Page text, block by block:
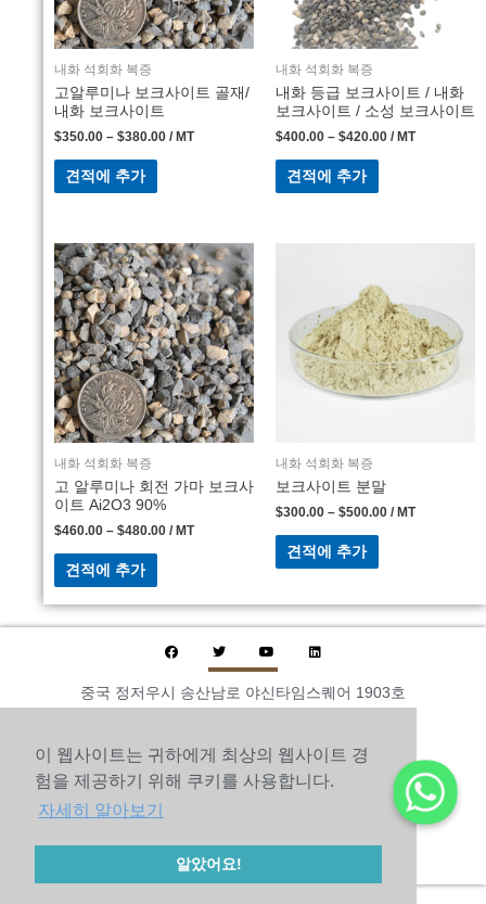
이 웹사이트는 귀하에게 최상의 웹사이트 경
험을 제공하기 위해 쿠키를 사용합니다.
자세히 알아보기
알았어요!
내화 석회화 복증
고알루미나 보크사이트 골재/
내화 보크사이트
$350.00 – $380.00 / MT
견적에 추가
내화 석회화 복증
내화 등급 보크사이트 / 내화
보크사이트 / 소성 보크사이트
$400.00 – $420.00 / MT
견적에 추가
내화 석회화 복증
고 알루미나 회전 가마 보크사
이트 Ai2O3 90%
$460.00 – $480.00 / MT
견적에 추가
내화 석회화 복증
보크사이트 분말
$300.00 – $500.00 / MT
견적에 추가
중국 정저우시 송산남로 야신타임스퀘어 1903호
이메일: 2282814432@qq.com
팩스: +86-371-60305637
사이트맵